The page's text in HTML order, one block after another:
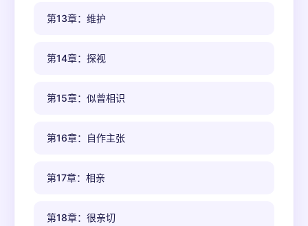
第13章：维护
第14章：探视
第15章：似曾相识
第16章：自作主张
第17章：相亲
第18章：很亲切